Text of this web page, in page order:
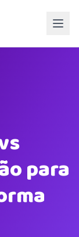
para